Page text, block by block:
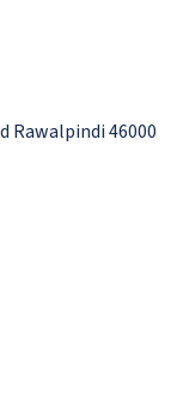
Rawalpindi 46000